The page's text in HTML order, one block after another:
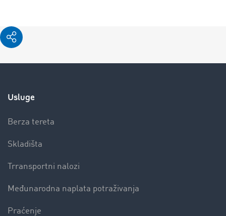
Usluge
Berza tereta
Skladišta
Trransportni nalozi
Međunarodna naplata potraživanja
Praćenje